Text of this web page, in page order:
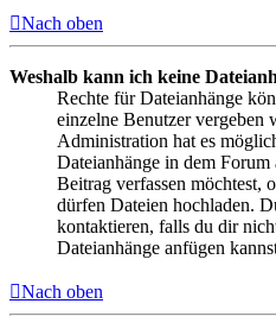
Nach oben
Weshalb kann ich keine
Rechte für Dateianhänge
einzelne Benutzer vergeben
Administration hat es
Dateianhänge in dem
Beitrag verfassen möchtest,
dürfen Dateien hochladen.
kontaktieren, falls du dir
Dateianhänge anfügen
Nach oben